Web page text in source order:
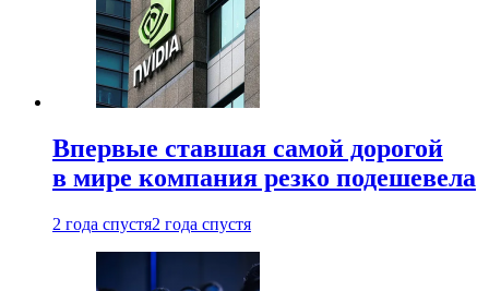
Впервые ставшая самой дорогой
в мире компания резко подешевела
2 года спустя2 года спустя